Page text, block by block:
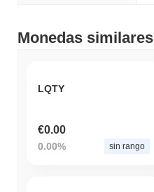
Monedas similares
LQTY
€0.00
0.00% sin rango